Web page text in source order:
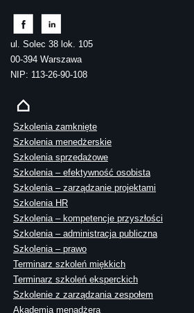
ul. Solec 38 lok. 105
00-394 Warszawa
NIP: 113-26-90-108
Szkolenia zamknięte
Szkolenia menedżerskie
Szkolenia sprzedażowe
Szkolenia – efektywność osobista
Szkolenia – zarządzanie projektami
Szkolenia HR
Szkolenia – kompetencje przyszłości
Szkolenia – administracja publiczna
Szkolenia – prawo
Terminarz szkoleń miękkich
Terminarz szkoleń eksperckich
Szkolenie z zarządzania zespołem
Akademia menadżera